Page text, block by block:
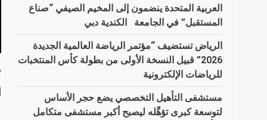
العربية المتحدة ينضمون إلى المخيم الصيفي “صناع
المستقبل” في الجامعة الكندية دبي
الرياض تستضيف “مؤتمر الرياضة العالمية الجديدة
2026” قبيل النسخة الأولى من بطولة كأس المنتخبات
للرياضات الإلكترونية
مستشفى التأهيل التخصصي يضع حجر الأساس
لتوسعة كبرى تؤهِّله ليصبح أكبر مستشفى متكامل